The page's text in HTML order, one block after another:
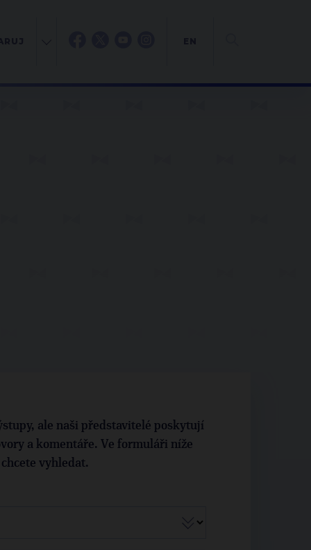
ale naši představitelé poskytují
a komentáře. Ve formuláři níže
vyhledat.